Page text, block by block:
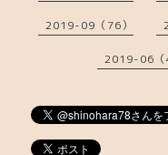
2019-09（76）
2019-06（